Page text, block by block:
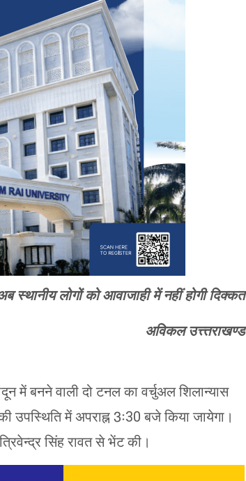
स्थानीय लोगों को आवाजाही में नहीं होगी दिक्कत
अविकल उत्त्तराखण्ड
में बनने वाली दो टनल का वर्चुअल शिलान्यास
उपस्थिति में अपराह्न 3ः30 बजे किया जायेगा।
सिंह रावत से भेंट की।